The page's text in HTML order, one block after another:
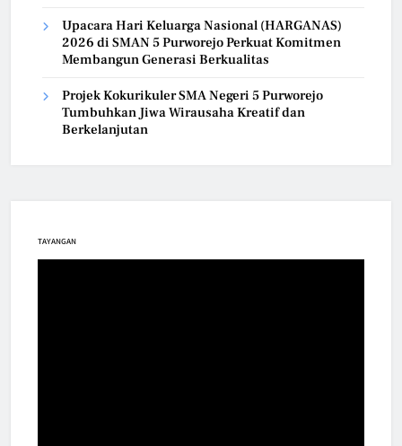
Upacara Hari Keluarga Nasional (HARGANAS)
2026 di SMAN 5 Purworejo Perkuat Komitmen
Membangun Generasi Berkualitas
Projek Kokurikuler SMA Negeri 5 Purworejo
Tumbuhkan Jiwa Wirausaha Kreatif dan
Berkelanjutan
TAYANGAN